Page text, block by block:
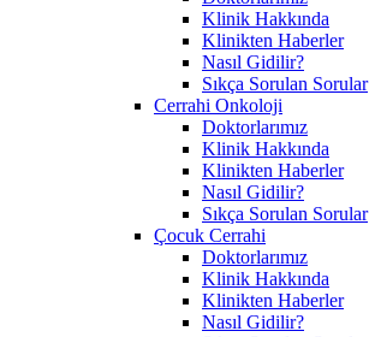
Klinik Hakkında
Klinikten Haberler
Nasıl Gidilir?
Sıkça Sorulan Sorular
Cerrahi Onkoloji
Doktorlarımız
Klinik Hakkında
Klinikten Haberler
Nasıl Gidilir?
Sıkça Sorulan Sorular
Çocuk Cerrahi
Doktorlarımız
Klinik Hakkında
Klinikten Haberler
Nasıl Gidilir?